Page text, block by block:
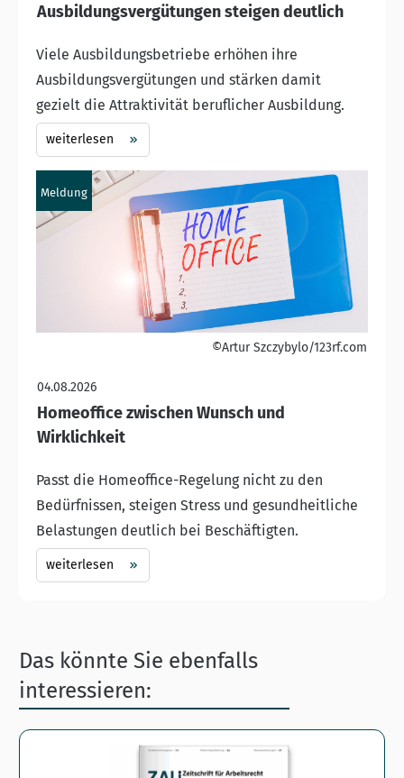
Ausbildungsvergütungen steigen deutlich
Viele Ausbildungsbetriebe erhöhen ihre
Ausbildungsvergütungen und stärken damit
gezielt die Attraktivität beruflicher Ausbildung.
weiterlesen
Meldung
©Artur Szczybylo/123rf.com
04.08.2026
Homeoffice zwischen Wunsch und
Wirklichkeit
Passt die Homeoffice-Regelung nicht zu den
Bedürfnissen, steigen Stress und gesundheitliche
Belastungen deutlich bei Beschäftigten.
weiterlesen
Das könnte Sie ebenfalls
interessieren: